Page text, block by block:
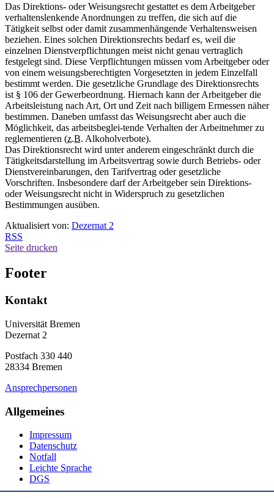
Das Direktions- oder Weisungsrecht gestattet es dem Arbeitgeber
verhaltenslenkende Anordnungen zu treffen, die sich auf die
Tätigkeit selbst oder damit zusammenhängende Verhaltensweisen
beziehen. Eines solchen Direktionsrechts bedarf es, weil die
einzelnen Dienstverpflichtungen meist nicht genau vertraglich
festgelegt sind. Diese Verpflichtungen müssen vom Arbeitgeber oder
von einem weisungsberechtigten Vorgesetzten in jedem Einzelfall
bestimmt werden. Die gesetzliche Grundlage des Direktionsrechts
ist § 106 der Gewerbeordnung. Hiernach kann der Arbeitgeber die
Arbeitsleistung nach Art, Ort und Zeit nach billigem Ermessen näher
bestimmen. Daneben umfasst das Weisungsrecht aber auch die
Möglichkeit, das arbeitsbeglei-tende Verhalten der Arbeitnehmer zu
reglementieren (z.B. Alkoholverbote).
Das Direktionsrecht wird unter anderem eingeschränkt durch die
Tätigkeitsdarstellung im Arbeitsvertrag sowie durch Betriebs- oder
Dienstvereinbarungen, den Tarifvertrag oder gesetzliche
Vorschriften. Insbesondere darf der Arbeitgeber sein Direktions-
oder Weisungsrecht nicht in Widerspruch zu gesetzlichen
Bestimmungen ausüben.
Aktualisiert von: Dezernat 2
RSS
Seite drucken
Footer
Kontakt
Universität Bremen
Dezernat 2
Postfach 330 440
28334 Bremen
Ansprechpersonen
Allgemeines
Impressum
Datenschutz
Notfall
Leichte Sprache
DGS